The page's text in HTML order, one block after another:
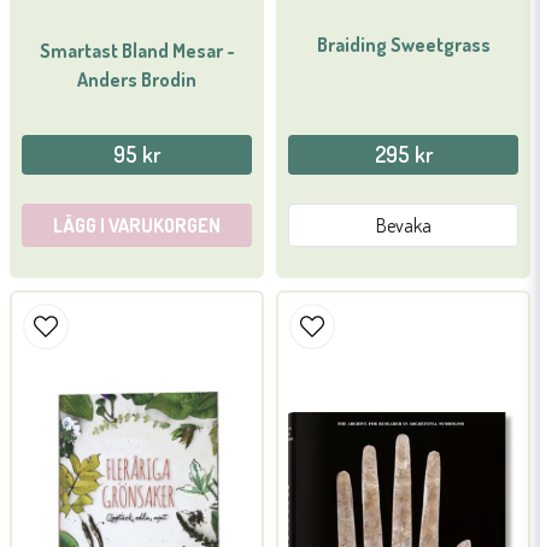
Smartast Bland Mesar -
Anders Brodin
95 kr
LÄGG I VARUKORGEN
Braiding Sweetgrass
295 kr
Bevaka